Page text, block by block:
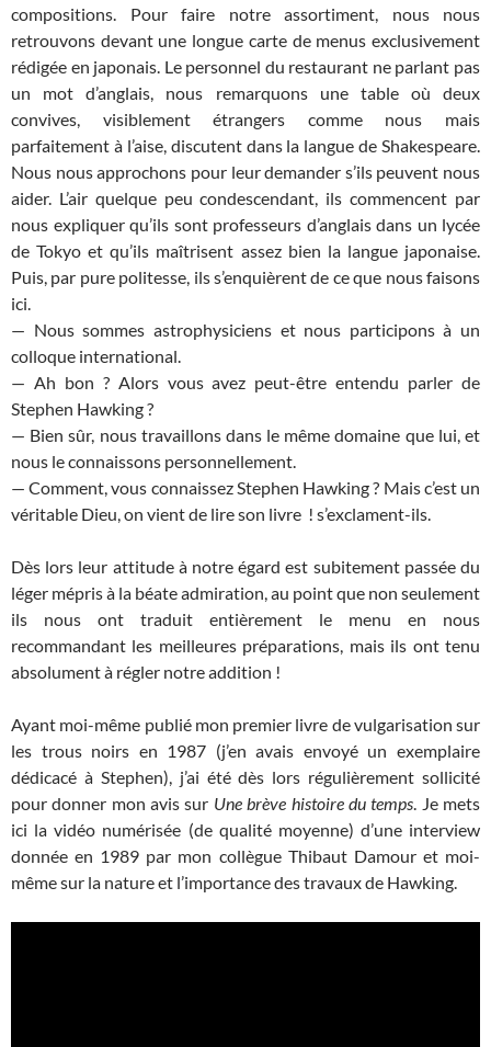
compositions. Pour faire notre assortiment, nous nous
retrouvons devant une longue carte de menus exclusivement
rédigée en japonais. Le personnel du restaurant ne parlant pas
un mot d’anglais, nous remarquons une table où deux
convives, visiblement étrangers comme nous mais
parfaitement à l’aise, discutent dans la langue de Shakespeare.
Nous nous approchons pour leur demander s’ils peuvent nous
aider. L’air quelque peu condescendant, ils commencent par
nous expliquer qu’ils sont professeurs d’anglais dans un lycée
de Tokyo et qu’ils maîtrisent assez bien la langue japonaise.
Puis, par pure politesse, ils s’enquièrent de ce que nous faisons
ici.
— Nous sommes astrophysiciens et nous participons à un
colloque international.
— Ah bon ? Alors vous avez peut-être entendu parler de
Stephen Hawking ?
— Bien sûr, nous travaillons dans le même domaine que lui, et
nous le connaissons personnellement.
— Comment, vous connaissez Stephen Hawking ? Mais c’est un
véritable Dieu, on vient de lire son livre ! s’exclament-ils.
Dès lors leur attitude à notre égard est subitement passée du
léger mépris à la béate admiration, au point que non seulement
ils nous ont traduit entièrement le menu en nous
recommandant les meilleures préparations, mais ils ont tenu
absolument à régler notre addition !
Ayant moi-même publié mon premier livre de vulgarisation sur
les trous noirs en 1987 (j’en avais envoyé un exemplaire
dédicacé à Stephen), j’ai été dès lors régulièrement sollicité
pour donner mon avis sur Une brève histoire du temps. Je mets
ici la vidéo numérisée (de qualité moyenne) d’une interview
donnée en 1989 par mon collègue Thibaut Damour et moi-
même sur la nature et l’importance des travaux de Hawking.